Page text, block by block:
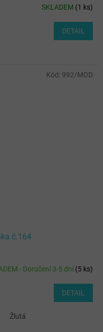
SKLADEM (1 ks)
DETAIL
č.164
- Doručení 3-5 dní(5 ks)
DETAIL
Žlutá
Kód: 992/MOD